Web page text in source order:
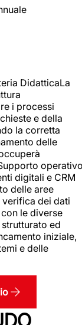
DidatticaLa
i processi
e della
la corretta
delle
digitali e CRM
delle aree
dei dati
le diverse
ed
iniziale,
e delle